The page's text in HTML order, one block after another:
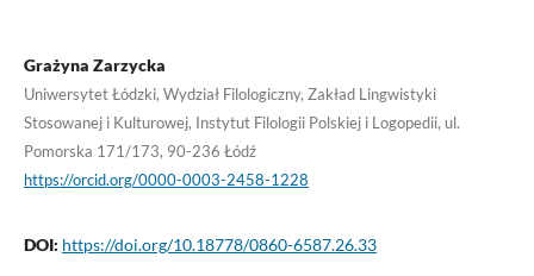
Grażyna Zarzycka
Uniwersytet Łódzki, Wydział Filologiczny, Zakład Lingwistyki
Stosowanej i Kulturowej, Instytut Filologii Polskiej i Logopedii, ul.
Pomorska 171/173, 90-236 Łódź
https://orcid.org/0000-0003-2458-1228
DOI: https://doi.org/10.18778/0860-6587.26.33